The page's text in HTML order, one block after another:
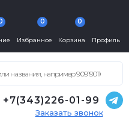
Избранное
0
Корзина
0
Профиль
+7(343)226-01-99
Заказать звонок